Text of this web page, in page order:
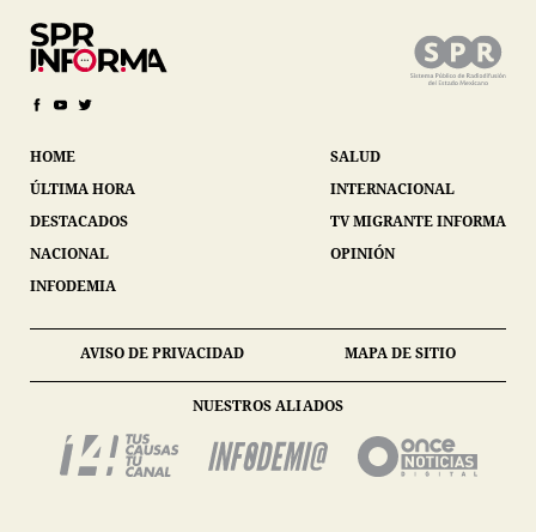
HOME
ÚLTIMA HORA
DESTACADOS
NACIONAL
INFODEMIA
SALUD
INTERNACIONAL
TV MIGRANTE INFORMA
OPINIÓN
AVISO DE PRIVACIDAD MAPA DE SITIO
NUESTROS ALIADOS